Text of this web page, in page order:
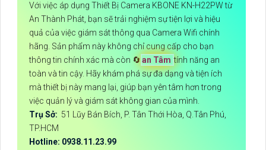
Với việc áp dụng Thiết Bị Camera KBONE KN-H22PW từ
An Thành Phát, bạn sẽ trải nghiệm sự tiện lợi và hiệu
quả của việc giám sát thông qua Camera Wifi chính
hãng. Sản phẩm này không chỉ cung cấp cho bạn
thông tin chính xác mà còn 🔄an Tâm tính năng an
toàn và tin cậy. Hãy khám phá sự đa dạng và tiện ích
mà thiết bị này mang lại, giúp bạn yên tâm hơn trong
việc quản lý và giám sát không gian của mình.
Trụ Sở: 51 Lũy Bán Bích, P. Tân Thới Hòa, Q.Tân Phú,
TP.HCM
Hotline: 0938.11.23.99